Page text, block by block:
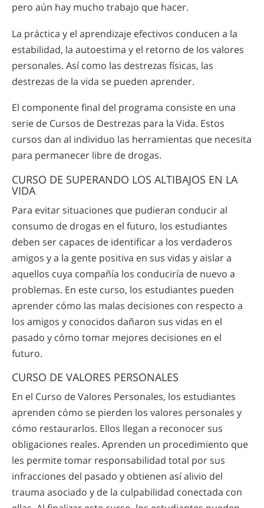
pero aún hay mucho trabajo que hacer.
La práctica y el aprendizaje efectivos conducen a la
estabilidad, la autoestima y el retorno de los valores
personales. Así como las destrezas físicas, las
destrezas de la vida se pueden aprender.
El componente final del programa consiste en una
serie de Cursos de Destrezas para la Vida. Estos
cursos dan al individuo las herramientas que necesita
para permanecer libre de drogas.
CURSO DE SUPERANDO LOS ALTIBAJOS EN LA
VIDA
Para evitar situaciones que pudieran conducir al
consumo de drogas en el futuro, los estudiantes
deben ser capaces de identificar a los verdaderos
amigos y a la gente positiva en sus vidas y aislar a
aquellos cuya compañía los conduciría de nuevo a
problemas. En este curso, los estudiantes pueden
aprender cómo las malas decisiones con respecto a
los amigos y conocidos dañaron sus vidas en el
pasado y cómo tomar mejores decisiones en el
futuro.
CURSO DE VALORES PERSONALES
En el Curso de Valores Personales, los estudiantes
aprenden cómo se pierden los valores personales y
cómo restaurarlos. Ellos llegan a reconocer sus
obligaciones reales. Aprenden un procedimiento que
les permite tomar responsabilidad total por sus
infracciones del pasado y obtienen así alivio del
trauma asociado y de la culpabilidad conectada con